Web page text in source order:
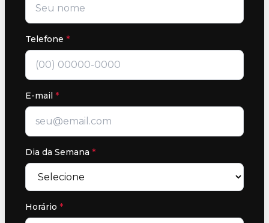
Telefone *
E-mail *
Dia da Semana *
Horário *